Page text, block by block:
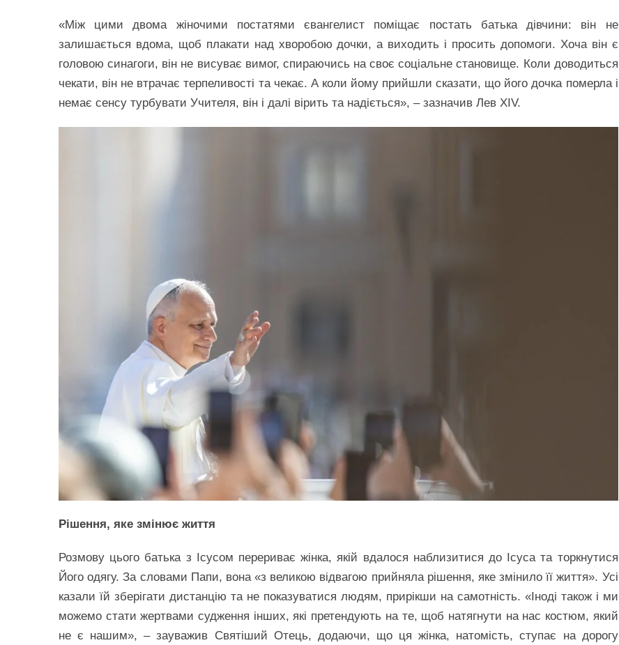
«Між цими двома жіночими постатями євангелист поміщає постать батька дівчини: він не
залишається вдома, щоб плакати над хворобою дочки, а виходить і просить допомоги. Хоча він є
головою синагоги, він не висуває вимог, спираючись на своє соціальне становище. Коли доводиться
чекати, він не втрачає терпеливості та чекає. А коли йому прийшли сказати, що його дочка померла і
немає сенсу турбувати Учителя, він і далі вірить та надіється», – зазначив Лев XIV.
Рішення, яке змінює життя
Розмову цього батька з Ісусом перериває жінка, якій вдалося наблизитися до Ісуса та торкнутися
Його одягу. За словами Папи, вона «з великою відвагою прийняла рішення, яке змінило її життя». Усі
казали їй зберігати дистанцію та не показуватися людям, прирікши на самотність. «Іноді також і ми
можемо стати жертвами судження інших, які претендують на те, щоб натягнути на нас костюм, який
не є нашим», – зауважив Святіший Отець, додаючи, що ця жінка, натомість, ступає на дорогу